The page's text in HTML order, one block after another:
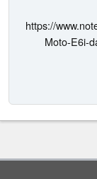
https://
Moto-E6i-